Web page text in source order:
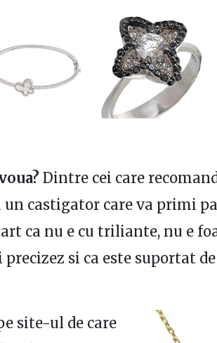
Dintre cei care
un castigator care va primi
ca nu e cu triliante, nu e
precizez si ca este suportat
site-ul de care